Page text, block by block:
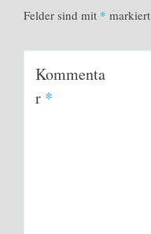
Felder sind mit * markiert
Kommenta
r *